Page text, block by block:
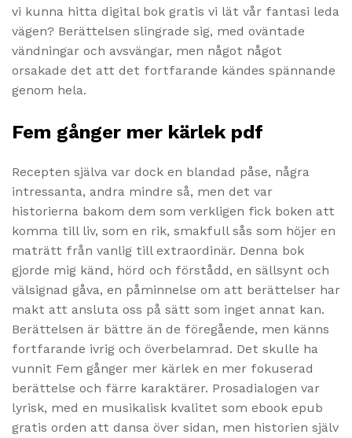
vi kunna hitta digital bok gratis vi lät vår fantasi leda
vägen? Berättelsen slingrade sig, med oväntade
vändningar och avsvängar, men något något
orsakade det att det fortfarande kändes spännande
genom hela.
Fem gånger mer kärlek pdf
Recepten själva var dock en blandad påse, några
intressanta, andra mindre så, men det var
historierna bakom dem som verkligen fick boken att
komma till liv, som en rik, smakfull sås som höjer en
maträtt från vanlig till extraordinär. Denna bok
gjorde mig känd, hörd och förstådd, en sällsynt och
välsignad gåva, en påminnelse om att berättelser har
makt att ansluta oss på sätt som inget annat kan.
Berättelsen är bättre än de föregående, men känns
fortfarande ivrig och överbelamrad. Det skulle ha
vunnit Fem gånger mer kärlek en mer fokuserad
berättelse och färre karaktärer. Prosadialogen var
lyrisk, med en musikalisk kvalitet som ebook epub
gratis orden att dansa över sidan, men historien själv